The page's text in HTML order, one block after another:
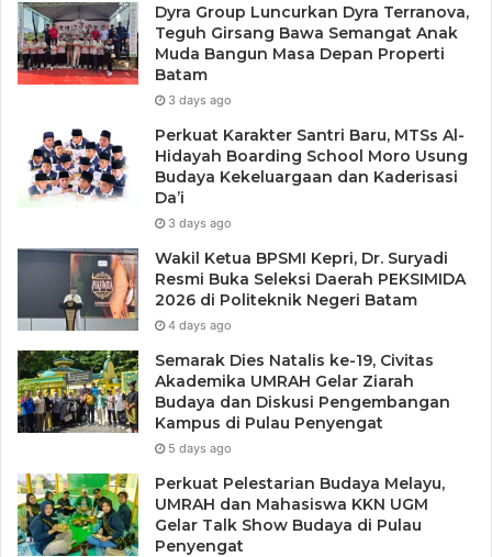
Dyra Group Luncurkan Dyra Terranova,
Teguh Girsang Bawa Semangat Anak
Muda Bangun Masa Depan Properti
Batam
3 days ago
Perkuat Karakter Santri Baru, MTSs Al-
Hidayah Boarding School Moro Usung
Budaya Kekeluargaan dan Kaderisasi
Da’i
3 days ago
Wakil Ketua BPSMI Kepri, Dr. Suryadi
Resmi Buka Seleksi Daerah PEKSIMIDA
2026 di Politeknik Negeri Batam
4 days ago
Semarak Dies Natalis ke-19, Civitas
Akademika UMRAH Gelar Ziarah
Budaya dan Diskusi Pengembangan
Kampus di Pulau Penyengat
5 days ago
Perkuat Pelestarian Budaya Melayu,
UMRAH dan Mahasiswa KKN UGM
Gelar Talk Show Budaya di Pulau
Penyengat